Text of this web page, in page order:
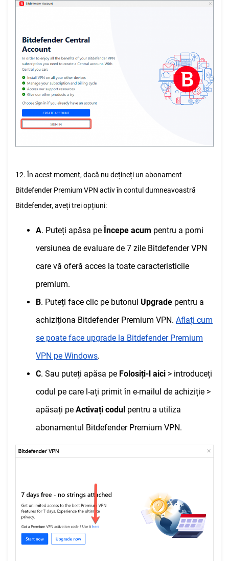
12. În acest moment, dacă nu dețineți un abonament
Bitdefender Premium VPN activ în contul dumneavoastră
Bitdefender, aveți trei opțiuni:
A. Puteți apăsa pe Începe acum pentru a porni
versiunea de evaluare de 7 zile Bitdefender VPN
care vă oferă acces la toate caracteristicile
premium.
B. Puteți face clic pe butonul Upgrade pentru a
achiziționa Bitdefender Premium VPN. Aflați cum
se poate face upgrade la Bitdefender Premium
VPN pe Windows.
C. Sau puteți apăsa pe Folosiți-l aici > introduceți
codul pe care l-ați primit în e-mailul de achiziție >
apăsați pe Activați codul pentru a utiliza
abonamentul Bitdefender Premium VPN.